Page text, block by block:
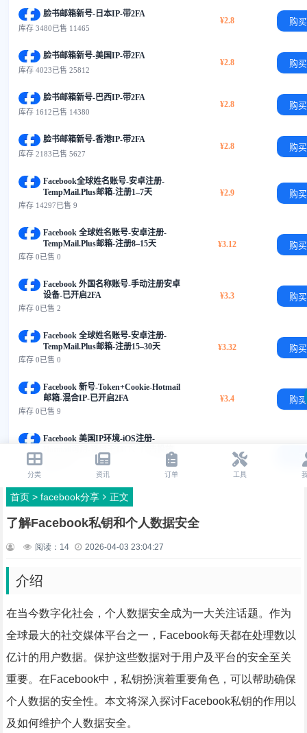
首页> facebook分享 正文
了解Facebook私钥和个人数据安全
阅读： 14 2026-04-03 23:04:27
介绍
在当今数字化社会，个人数据安全成为一大关注话题。作为
全球最大的社交媒体平台之一，Facebook每天都在处理数以
亿计的用户数据。保护这些数据对于用户及平台的安全至关
重要。在Facebook中，私钥扮演着重要角色，可以帮助确保
个人数据的安全性。本文将深入探讨Facebook私钥的作用以
及如何维护个人数据安全。